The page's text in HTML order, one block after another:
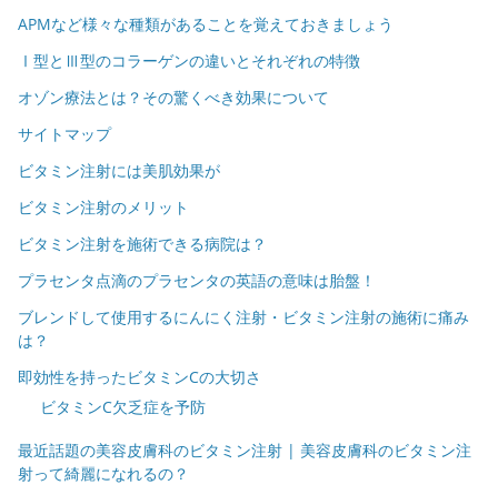
APMなど様々な種類があることを覚えておきましょう
Ⅰ型とⅢ型のコラーゲンの違いとそれぞれの特徴
オゾン療法とは？その驚くべき効果について
サイトマップ
ビタミン注射には美肌効果が
ビタミン注射のメリット
ビタミン注射を施術できる病院は？
プラセンタ点滴のプラセンタの英語の意味は胎盤！
ブレンドして使用するにんにく注射・ビタミン注射の施術に痛み
は？
即効性を持ったビタミンCの大切さ
ビタミンC欠乏症を予防
最近話題の美容皮膚科のビタミン注射 | 美容皮膚科のビタミン注
射って綺麗になれるの？